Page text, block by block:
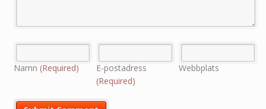
Namn (Required)
E-postadress
(Required)
Webbplats